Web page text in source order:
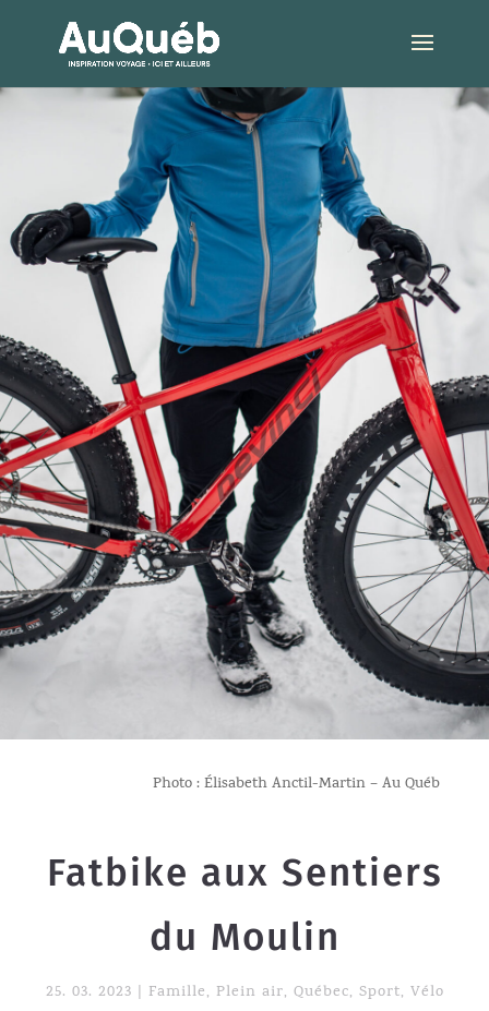
Photo : Élisabeth Anctil-Martin – Au Québ
Fatbike aux Sentiers
du Moulin
25. 03. 2023 Famille, Plein air, Québec, Sport, Vélo